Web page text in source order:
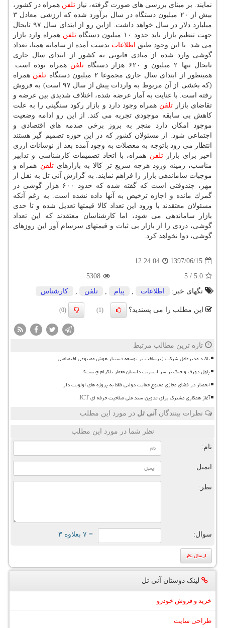
نمایند. بر مبنای بررسی های صورت گرفته، نیاز تلفن همراه در كشور،
بیش از ۲۰ میلیون دستگاه در سال برآورد شده كه ارزشی معادل ۳
میلیارد دلار در سال خواهد داشت. ازاین رو از ابتدای سال ۹۷ تابحال
جهت تنظیم بازار باید حدود ۱۰ میلیون دستگاه
تلفن همراه وارد بازار
می شد. با این وجود طبق اطلاعات بدست آمده از سامانه همتا، تعداد
گوشی وارد شده از مبادی قانونی به كشور از ابتدای سال جاری
تابحال تنها ۲ میلیون و ۶۲۰ هزار دستگاه
تلفن همراه بوده است.
همینطور از ابتدای سال جاری مجموعا ۲ میلیون دستگاه
تلفن همراه
(كه بخشی از آن مربوط به واردات پیش از سال ۹۷ است) به فروش
رفته است. با عنایت به آمار عرضه شده، اختلاف شدیدی بین عرضه و
تقاضای بازارتلفن همراه وجود دارد و بازار ركود سنگینی را به علت
كاهش بی سابقه موجودی تجربه می كند. از این رو ادامه وضعیت
موجود امكان دارد منجر به بروز برخی صدمه های اقتصادی و
اجتماعی شود. از مسئولان كشور كه در این حوزه تصمیم گیر هستند
انتظار می رود باتوجه به معضلات به وجود آمده بعد از نوسانات ارزی
اخیر برای بازارتلفن همراه، با اتخاذ تصمیمات كارشناسی و تدابیر
مناسب، زمینه ورود هرچه سریع تر كالا به بازارهایتلفن همراه و
موجبات ساماندهی بازار را فراهم نمایند. به گزارش آنی تل به نقل از
مهر، چندوقتی است كه گفته شده كه حدود ۶۰۰ هزار گوشی در
گمرك مانده و اجازه ترخیص به آنها داده نشده است. به رغم آنكه
مسئولان معتقدند با ورود این تعداد كالا قیمتها تعدیل شده و تا حدی
بازار ساماندهی می شود، اما كارشناسان معتقدند كه این تعداد
گوشی، دردی را از بازار بی ثبات و قیمتهای سرسام آور این روزهای
گوشی، دوا نخواهد كرد.
1397/06/15
12:24:04
5.0
/
5
5308
تگهای خبر:
اطلاعات , پیام , تلفن , كارشناس
این مطلب را می پسندید؟ (1)
(0)
تازه ترین مطالب مرتبط
تاکید مدیرعامل شرکت زیرساخت بر توسعه دستیار هوش مصنوعی اختصاصی
پاول دورف و جنگ بر سر اینترنت داستان معمار تلگرام چیست؟
انحصار در فضای مجازی ممنوع حمایت دولتی فقط به پروژه های اولویت دار
آغاز همکاری مشترک برای تدوین سند ملی صلاحیت حرفه ای ICT
نظرات بینندگان آنی تل در مورد این مطلب
نظر شما در مورد این مطلب
نام:
ایمیل:
نظر:
سوال: = ۷ بعلاوه ۳
لینک دوستان آنی تل
خرید و فروش خودرو
طراحی سایت